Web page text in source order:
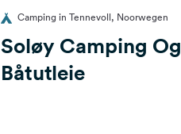
Camping in Tennevoll, Noorwegen
Soløy Camping Og
Båtutleie